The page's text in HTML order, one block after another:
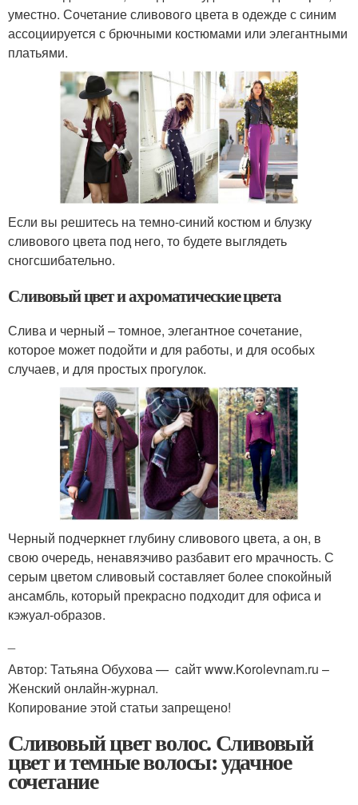
уместно. Сочетание сливового цвета в одежде с синим
ассоциируется с брючными костюмами или элегантными
платьями.
Если вы решитесь на темно-синий костюм и блузку
сливового цвета под него, то будете выглядеть
сногсшибательно.
Сливовый цвет и ахроматические цвета
Слива и черный – томное, элегантное сочетание,
которое может подойти и для работы, и для особых
случаев, и для простых прогулок.
Черный подчеркнет глубину сливового цвета, а он, в
свою очередь, ненавязчиво разбавит его мрачность. С
серым цветом сливовый составляет более спокойный
ансамбль, который прекрасно подходит для офиса и
кэжуал-образов.
Автор: Татьяна Обухова — сайт www.Korolevnam.ru –
Женский онлайн-журнал.
Копирование этой статьи запрещено!
Сливовый цвет волос. Сливовый
цвет и темные волосы: удачное
сочетание